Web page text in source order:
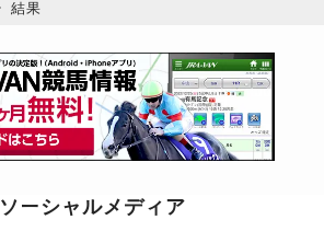
結果
ソーシャルメディア